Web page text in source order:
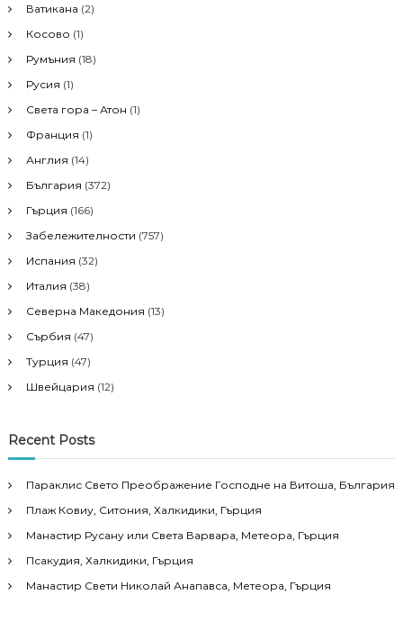
f
o
r
Ватикана (2)
Косово (1)
Румъния (18)
Русия (1)
Света гора – Атон (1)
Франция (1)
Англия (14)
България (372)
Гърция (166)
Забележителности (757)
Испания (32)
Италия (38)
Северна Македония (13)
Сърбия (47)
Турция (47)
Швейцария (12)
Recent Posts
Параклис Свето Преображение Господне на Витоша, България
Плаж Ковиу, Ситония, Халкидики, Гърция
Манастир Русану или Света Варвара, Метеора, Гърция
Псакудия, Халкидики, Гърция
Манастир Свети Николай Анапавса, Метеора, Гърция